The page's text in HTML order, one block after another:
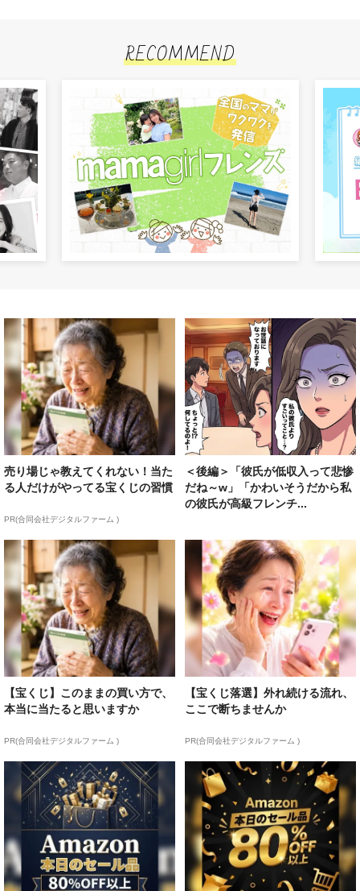
RECOMMEND
売り場じゃ教えてくれない！当た
る人だけがやってる宝くじの習慣
PR(合同会社デジタルファーム )
＜後編＞「彼氏が低収入って悲惨
だね～w」「かわいそうだから私
の彼氏が高級フレンチ...
【宝くじ】このままの買い方で、
本当に当たると思いますか
PR(合同会社デジタルファーム )
【宝くじ落選】外れ続ける流れ、
ここで断ちませんか
PR(合同会社デジタルファーム )